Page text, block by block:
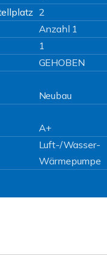
2
Anzahl 1
1
GEHOBEN
Neubau
A+
Luft-/Wasser-
Wärmepumpe